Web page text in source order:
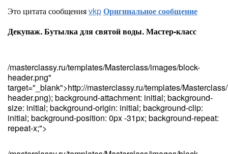
Это цитата сообщенияvkpОригинальное сообщение
Декупаж. Бутылка для святой воды. Мастер-класс
/masterclassy.ru/templates/Masterclass/images/block-
header.png"
target="_blank">http://masterclassy.ru/templates/
header.png); background-attachment: initial; background-
size: initial; background-origin: initial; background-clip:
initial; background-position: 0px -31px; background-repeat:
repeat-x;">